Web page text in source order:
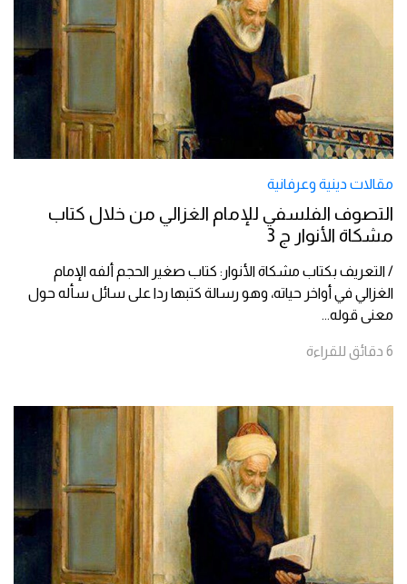
مقالات دينية وعرفانية
التصوف الفلسفي للإمام الغزالي من خلال كتاب
مشكاة الأنوار ج 3
/ التعريف بكتاب مشكاة الأنوار: كتاب صغير الحجم ألفه الإمام
الغزالي في أواخر حياته، وهو رسالة كتبها ردا على سائل سأله حول
معنى قوله...
6 دقائق للقراءة